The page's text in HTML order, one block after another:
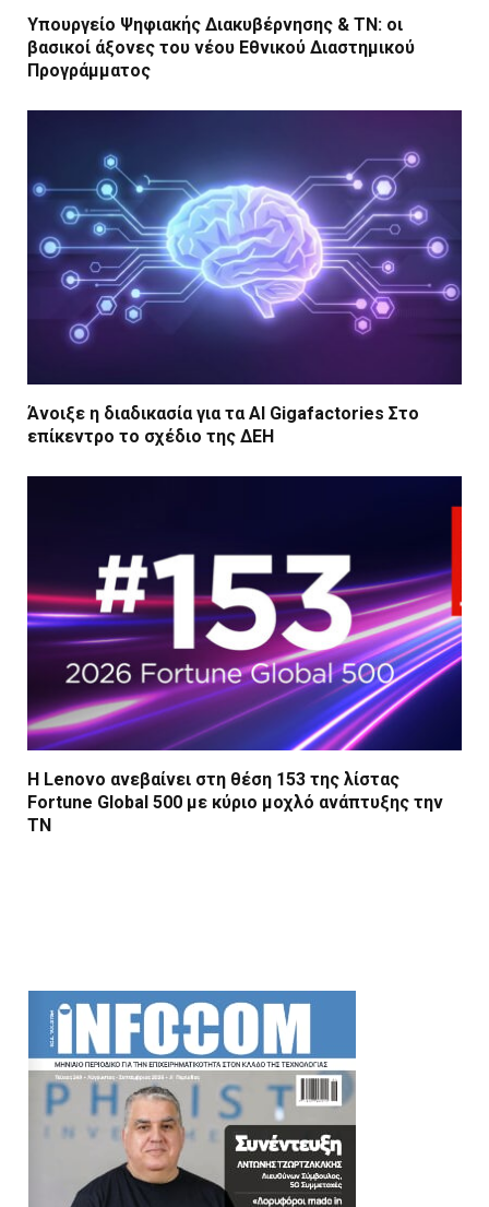
Υπουργείο Ψηφιακής Διακυβέρνησης & ΤΝ: οι
βασικοί άξονες του νέου Εθνικού Διαστημικού
Προγράμματος
Άνοιξε η διαδικασία για τα AI Gigafactories Στο
επίκεντρο το σχέδιο της ΔΕΗ
Η Lenovo ανεβαίνει στη θέση 153 της λίστας
Fortune Global 500 με κύριο μοχλό ανάπτυξης την
ΤΝ